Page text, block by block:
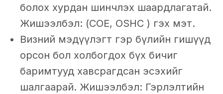
болох хурдан шинчлэх шаардлагатай.
Жишээлбэл: (COE, OSHC ) гэх мэт.
Визний мэдүүлэгт гэр бүлийн гишүүд
орсон бол холбогдох бүх бичиг
баримтууд хавсрагдсан эсэхийг
шалгаарай. Жишээлбэл: Гэрлэлтийн